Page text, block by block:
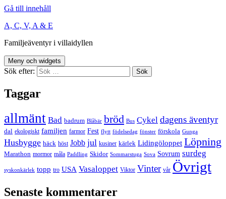
Gå till innehåll
A, C, V, A & E
Familjeäventyr i villaidyllen
Meny och widgets
Sök efter:
Taggar
allmänt Bad badrum Blåbär bröd Bus Cykel dagens äventyr
dal ekologiskt familjen farmor Fest flytt födelsedag fönster förskola Gunga
Husbygge häck höst Jobb jul kusiner kärlek Lidingöloppet Löpning
Marathon mormor måla Paddling Skidor Sommarstuga Sova Sovrum surdeg
syskonkärlek topp tro USA Vasaloppet Viktor Vinter vår Övrigt
Senaste kommentarer